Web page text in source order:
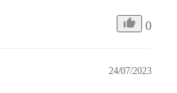
0
24/07/2023